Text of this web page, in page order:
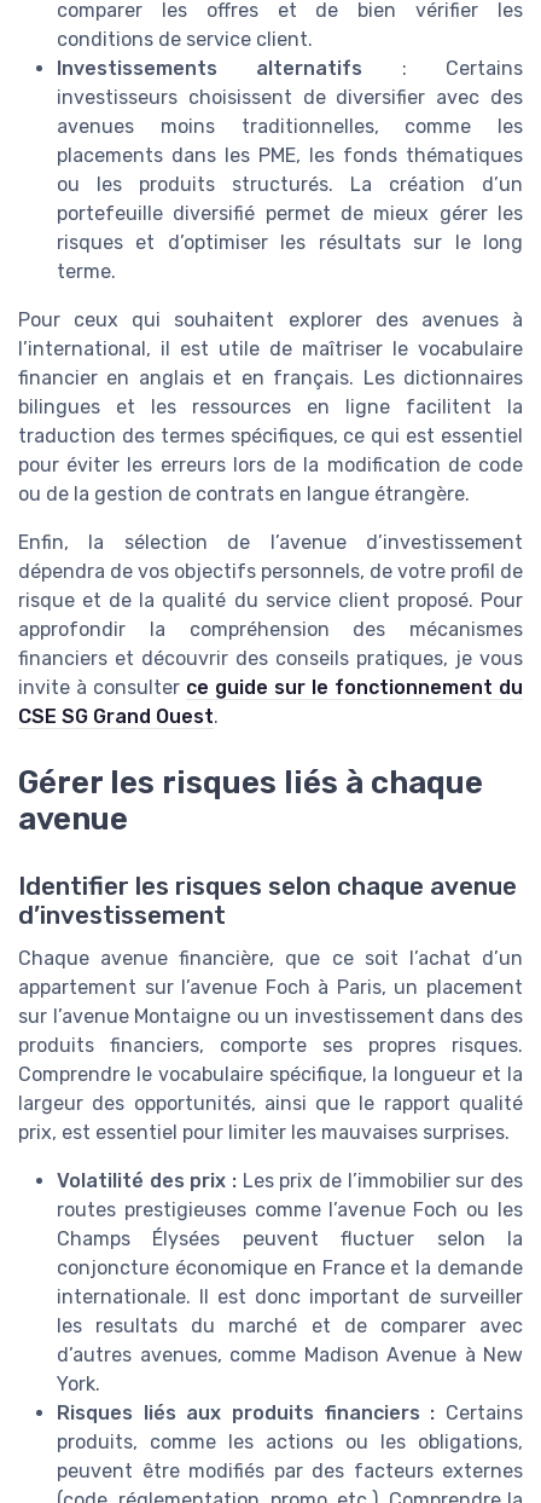
comparer les offres et de bien vérifier les
conditions de service client.
Investissements alternatifs : Certains
investisseurs choisissent de diversifier avec des
avenues moins traditionnelles, comme les
placements dans les PME, les fonds thématiques
ou les produits structurés. La création d’un
portefeuille diversifié permet de mieux gérer les
risques et d’optimiser les résultats sur le long
terme.
Pour ceux qui souhaitent explorer des avenues à
l’international, il est utile de maîtriser le vocabulaire
financier en anglais et en français. Les dictionnaires
bilingues et les ressources en ligne facilitent la
traduction des termes spécifiques, ce qui est essentiel
pour éviter les erreurs lors de la modification de code
ou de la gestion de contrats en langue étrangère.
Enfin, la sélection de l’avenue d’investissement
dépendra de vos objectifs personnels, de votre profil de
risque et de la qualité du service client proposé. Pour
approfondir la compréhension des mécanismes
financiers et découvrir des conseils pratiques, je vous
invite à consulter ce guide sur le fonctionnement du
CSE SG Grand Ouest.
Gérer les risques liés à chaque
avenue
Identifier les risques selon chaque avenue
d’investissement
Chaque avenue financière, que ce soit l’achat d’un
appartement sur l’avenue Foch à Paris, un placement
sur l’avenue Montaigne ou un investissement dans des
produits financiers, comporte ses propres risques.
Comprendre le vocabulaire spécifique, la longueur et la
largeur des opportunités, ainsi que le rapport qualité
prix, est essentiel pour limiter les mauvaises surprises.
Volatilité des prix : Les prix de l’immobilier sur des
routes prestigieuses comme l’avenue Foch ou les
Champs Élysées peuvent fluctuer selon la
conjoncture économique en France et la demande
internationale. Il est donc important de surveiller
les resultats du marché et de comparer avec
d’autres avenues, comme Madison Avenue à New
York.
Risques liés aux produits financiers : Certains
produits, comme les actions ou les obligations,
peuvent être modifiés par des facteurs externes